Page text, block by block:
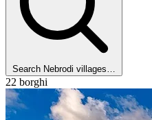
Search Nebrodi villages…
22 borghi